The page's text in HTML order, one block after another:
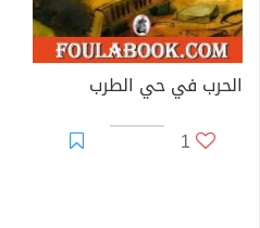
الحرب في حي الطرب
1